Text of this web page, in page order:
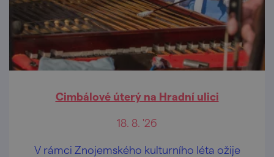
Cimbálové úterý na Hradní ulici
18. 8. '26
V rámci Znojemského kulturního léta ožije